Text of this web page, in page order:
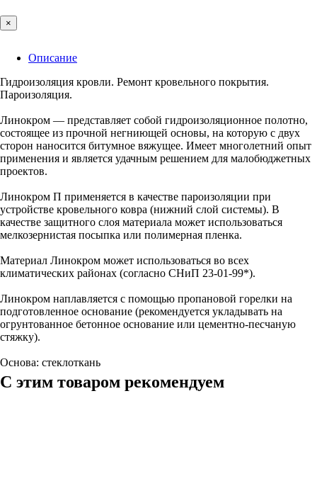
×
Описание
Гидроизоляция кровли. Ремонт кровельного покрытия.
Пароизоляция.
Линокром — представляет собой гидроизоляционное полотно,
состоящее из прочной негниющей основы, на которую с двух
сторон наносится битумное вяжущее. Имеет многолетний опыт
применения и является удачным решением для малобюджетных
проектов.
Линокром П применяется в качестве пароизоляции при
устройстве кровельного ковра (нижний слой системы). В
качестве защитного слоя материала может использоваться
мелкозернистая посыпка или полимерная пленка.
Материал Линокром может использоваться во всех
климатических районах (согласно СНиП 23-01-99*).
Линокром наплавляется с помощью пропановой горелки на
подготовленное основание (рекомендуется укладывать на
огрунтованное бетонное основание или цементно-песчаную
стяжку).
Основа: стеклоткань
С этим товаром рекомендуем